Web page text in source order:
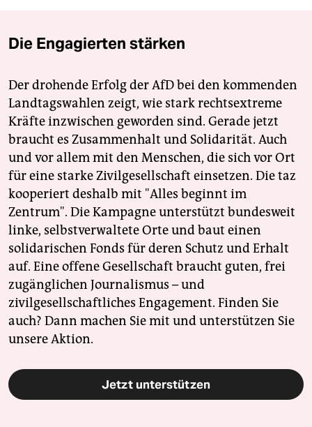
Die Engagierten stärken
Der drohende Erfolg der AfD bei den kommenden
Landtagswahlen zeigt, wie stark rechtsextreme
Kräfte inzwischen geworden sind. Gerade jetzt
braucht es Zusammenhalt und Solidarität. Auch
und vor allem mit den Menschen, die sich vor Ort
für eine starke Zivilgesellschaft einsetzen. Die taz
kooperiert deshalb mit "Alles beginnt im
Zentrum". Die Kampagne unterstützt bundesweit
linke, selbstverwaltete Orte und baut einen
solidarischen Fonds für deren Schutz und Erhalt
auf. Eine offene Gesellschaft braucht guten, frei
zugänglichen Journalismus – und
zivilgesellschaftliches Engagement. Finden Sie
auch? Dann machen Sie mit und unterstützen Sie
unsere Aktion.
Jetzt unterstützen